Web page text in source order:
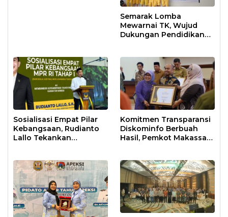
Semarak Lomba
Mewarnai TK, Wujud
Dukungan Pendidikan
Sosialisasi Empat Pilar
Kebangsaan, Rudianto
Lallo Tekankan
Komitmen Transparansi
Diskominfo Berbuah
Hasil, Pemkot Makassar